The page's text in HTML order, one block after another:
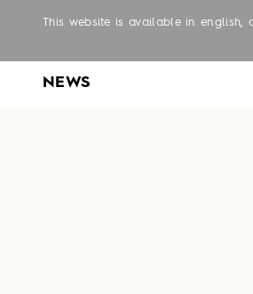
This website is available in
NEWS